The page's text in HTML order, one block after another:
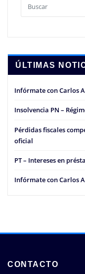
ÚLTIMAS
Infórmate con Carlos
Insolvencia PN –
Pérdidas fiscales
oficial
PT – Intereses en
Infórmate con Carlos
CONTACTO